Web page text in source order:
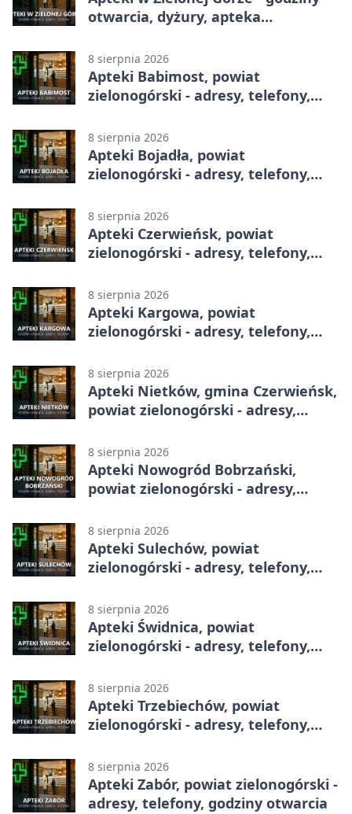
otwarcia, dyżury, apteka
8 sierpnia 2026
Apteki Babimost, powiat
zielonogórski - adresy, telefony,
8 sierpnia 2026
Apteki Bojadła, powiat
zielonogórski - adresy, telefony,
8 sierpnia 2026
Apteki Czerwieńsk, powiat
zielonogórski - adresy, telefony,
8 sierpnia 2026
Apteki Kargowa, powiat
zielonogórski - adresy, telefony,
8 sierpnia 2026
Apteki Nietków, gmina Czerwieńsk,
powiat zielonogórski - adresy,
8 sierpnia 2026
Apteki Nowogród Bobrzański,
powiat zielonogórski - adresy,
8 sierpnia 2026
Apteki Sulechów, powiat
zielonogórski - adresy, telefony,
8 sierpnia 2026
Apteki Świdnica, powiat
zielonogórski - adresy, telefony,
8 sierpnia 2026
Apteki Trzebiechów, powiat
zielonogórski - adresy, telefony,
8 sierpnia 2026
Apteki Zabór, powiat zielonogórski -
adresy, telefony, godziny otwarcia